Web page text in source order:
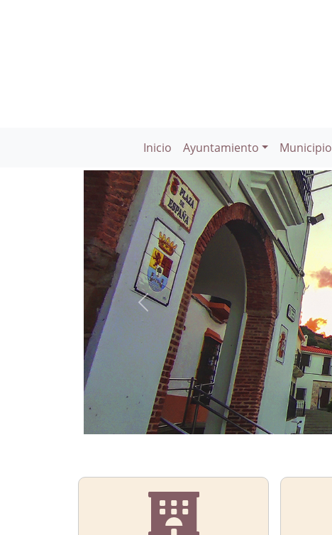
Inicio Ayuntamiento Municipio